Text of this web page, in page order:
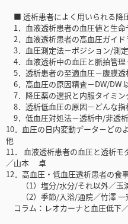
■ 透析患者によく用いられる降
1．血液透析患者の血圧値と生
2．血液透析患者の高血圧ガイ
3．血圧測定法－ポジション/測
4．血液透析中の血圧と脈拍管
5．透析患者の至適血圧－腹膜
6．高血圧の原因精査－DW/DW
7．降圧薬の選択と内服タイミ
8．透析低血圧の原因－どんな
9．低血圧対処法－透析中/非透
10．血圧の日内変動データ－どの
他
11． 血液透析患者の血圧と透析
／山本 卓
12．高血圧・低血圧透析患者の食
（1）塩分/水分/それ以外／玉
（2）季節/入浴/通院／竹澤 一
コラム：レオカーナと血圧低下